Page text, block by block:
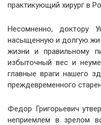
практикующий хирург в
Несомненно, доктору
насыщенную и долгую
жизни и правильному
избыточный вес и
главные враги нашего
преждевременного
Федор Григорьевич
неприемлем в зрелом